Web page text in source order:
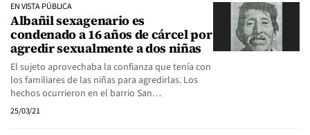
EN VISTA PÚBLICA
Albañil sexagenario es
condenado a 16 años de cárcel por
agredir sexualmente a dos niñas
El sujeto aprovechaba la confianza que tenía con
los familiares de las niñas para agredirlas. Los
hechos ocurrieron en el barrio San…
25/03/21